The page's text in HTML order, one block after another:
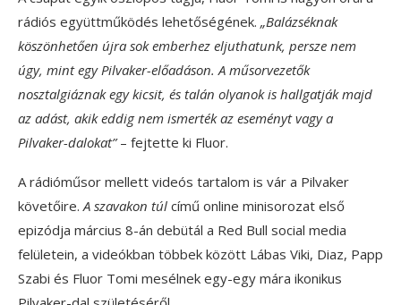
rádiós együttműködés lehetőségének. „Balázséknak
köszönhetően újra sok emberhez eljuthatunk, persze nem
úgy, mint egy Pilvaker-előadáson. A műsorvezetők
nosztalgiáznak egy kicsit, és talán olyanok is hallgatják majd
az adást, akik eddig nem ismerték az eseményt vagy a
Pilvaker-dalokat”– fejtette ki Fluor.
A rádióműsor mellett videós tartalom is vár a Pilvaker
követőire. A szavakon túl című online minisorozat első
epizódja március 8-án debütál a Red Bull social media
felületein, a videókban többek között Lábas Viki, Diaz, Papp
Szabi és Fluor Tomi mesélnek egy-egy mára ikonikus